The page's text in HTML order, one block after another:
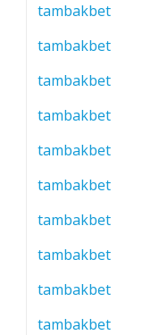
tambakbet
tambakbet
tambakbet
tambakbet
tambakbet
tambakbet
tambakbet
tambakbet
tambakbet
tambakbet